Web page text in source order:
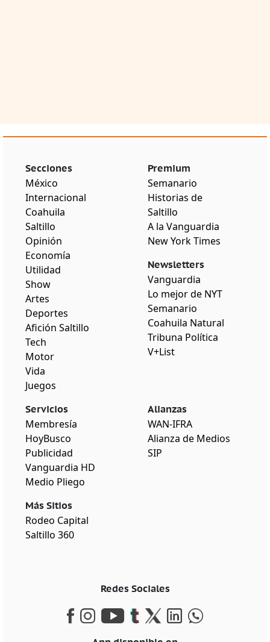
Secciones
México
Internacional
Coahuila
Saltillo
Opinión
Economía
Utilidad
Show
Artes
Deportes
Afición Saltillo
Tech
Motor
Vida
Juegos
Premium
Semanario
Historias de
Saltillo
A la Vanguardia
New York Times
Newsletters
Vanguardia
Lo mejor de NYT
Semanario
Coahuila Natural
Tribuna Política
V+List
Servicios
Membresía
HoyBusco
Publicidad
Vanguardia HD
Medio Pliego
Más Sitios
Rodeo Capital
Saltillo 360
Alianzas
WAN-IFRA
Alianza de Medios
SIP
Redes Sociales